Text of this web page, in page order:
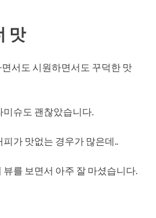
맛
서도 시원하면서도 꾸덕한 맛
슈도 괜찮았습니다.
가 맛없는 경우가 많은데..
를 보면서 아주 잘 마셨습니다.